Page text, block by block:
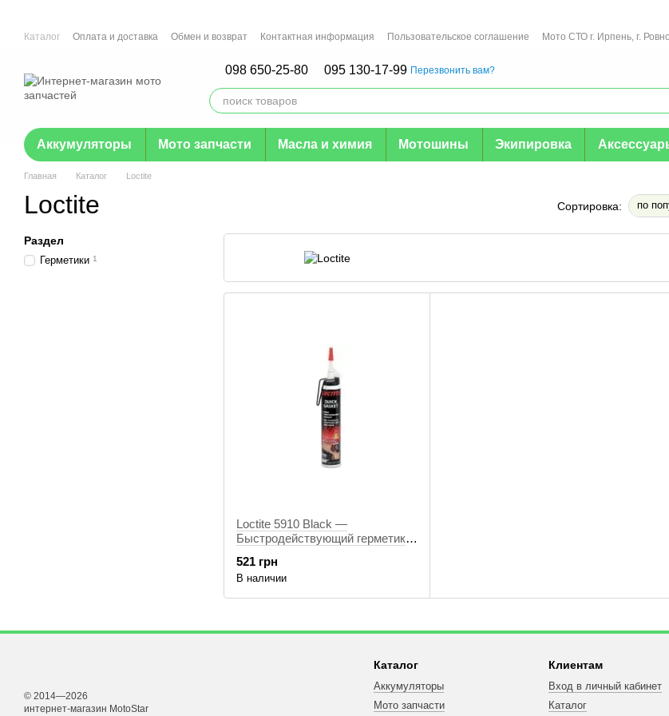
Каталог Оплата и доставка Обмен и возврат Контактная информация Пользовательское соглашение
Мото СТО г. Ирпень, г. Ровно
098 650-25-80 095 130-17-99 Перезвонить вам?
Аккумуляторы Мото запчасти Масла и химия Мотошины Экипировка
Главная Каталог Loctite
Loctite Сортировка: по
Loctite 5910 Blaсk —
Быстродействующий герметик
521 грн
В наличии
Раздел
Герметики 1
© 2014—2026
интернет-магазин MotoStar
Каталог
Аккумуляторы
Мото запчасти
Клиентам
Вход в личный кабинет
Каталог